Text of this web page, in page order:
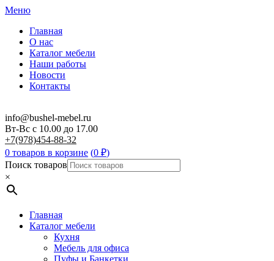
Меню
Главная
О нас
Каталог мебели
Наши работы
Новости
Контакты
info@bushel-mebel.ru
Вт-Вс c 10.00 до 17.00
+7(978)454-88-32
0 товаров в корзине (0 ₽)
Поиск товаров
×
Главная
Каталог мебели
Кухня
Мебель для офиса
Пуфы и Банкетки